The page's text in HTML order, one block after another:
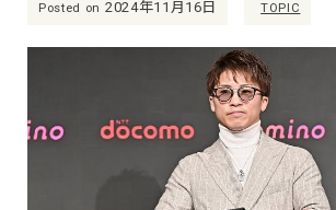
Posted on 2024年11月16日 TOPIC